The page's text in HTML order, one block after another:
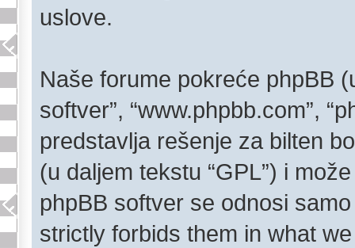
uslove.
Naše forume pokreće phpBB
softver”, “www.phpbb.com”,
predstavlja rešenje za bilten
(u daljem tekstu “GPL”) i
phpBB softver se odnosi
strictly forbids them in what